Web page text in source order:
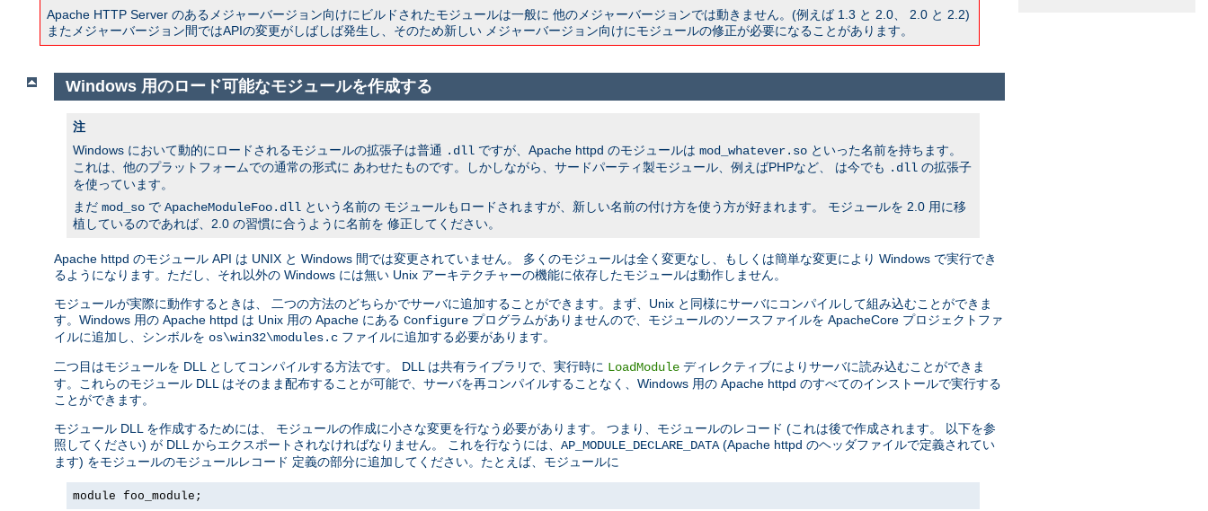
Apache HTTP Server のあるメジャーバージョン向けにビルドされたモジュールは一般に 他のメジャーバージョンでは動きません。(例えば 1.3 と 2.0、 2.0 と 2.2)
またメジャーバージョン間ではAPIの変更がしばしば発生し、そのため新しい メジャーバージョン向けにモジュールの修正が必要になることがあります。
Windows 用のロード可能なモジュールを作成する
注
Windows において動的にロードされるモジュールの拡張子は普通 .dll ですが、Apache httpd のモジュールは mod_whatever.so といった名前を持ちます。
これは、他のプラットフォームでの通常の形式に あわせたものです。しかしながら、サードパーティ製モジュール、例えばPHPなど、 は今でも .dll の拡張子
を使っています。
まだ mod_so で ApacheModuleFoo.dll という名前の モジュールもロードされますが、新しい名前の付け方を使う方が好まれます。 モジュールを 2.0 用に移
植しているのであれば、2.0 の習慣に合うように名前を 修正してください。
Apache httpd のモジュール API は UNIX と Windows 間では変更されていません。 多くのモジュールは全く変更なし、もしくは簡単な変更により Windows で実行でき
るようになります。ただし、それ以外の Windows には無い Unix アーキテクチャーの機能に依存したモジュールは動作しません。
モジュールが実際に動作するときは、 二つの方法のどちらかでサーバに追加することができます。まず、Unix と同様にサーバにコンパイルして組み込むことができま
す。Windows 用の Apache httpd は Unix 用の Apache にある Configure プログラムがありませんので、モジュールのソースファイルを ApacheCore プロジェクトファ
イルに追加し、シンボルを os\win32\modules.c ファイルに追加する必要があります。
二つ目はモジュールを DLL としてコンパイルする方法です。 DLL は共有ライブラリで、実行時に LoadModule ディレクティブによりサーバに読み込むことができま
す。これらのモジュール DLL はそのまま配布することが可能で、サーバを再コンパイルすることなく、Windows 用の Apache httpd のすべてのインストールで実行する
ことができます。
モジュール DLL を作成するためには、 モジュールの作成に小さな変更を行なう必要があります。 つまり、モジュールのレコード (これは後で作成されます。 以下を参
照してください) が DLL からエクスポートされなければなりません。 これを行なうには、 AP_MODULE_DECLARE_DATA (Apache httpd のヘッダファイルで定義されてい
ます) をモジュールのモジュールレコード 定義の部分に追加してください。たとえば、モジュールに
module foo_module;